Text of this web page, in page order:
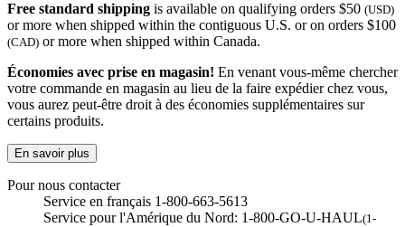
Free standard shipping is available on qualifying orders $50 (USD)
or more when shipped within the contiguous U.S. or on orders $100
(CAD) or more when shipped within Canada.
Économies avec prise en magasin! En venant vous-même chercher
votre commande en magasin au lieu de la faire expédier chez vous,
vous aurez peut-être droit à des économies supplémentaires sur
certains produits.
En savoir plus
Pour nous contacter
Service en français 1-800-663-5613
Service pour l'Amérique du Nord: 1-800-GO-U-HAUL(1-